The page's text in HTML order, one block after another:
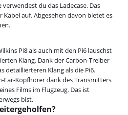
du das Ladecase. Das
Kabel auf. Abgesehen davon bietet es
Pi8 als auch mit den Pi6 lauschst
Klang. Dank der Carbon-Treiber
detaillierteren Klang als die Pi6.
Ear-Kopfhörer dank des Transmitters
Films im Flugzeug. Das ist
bist.